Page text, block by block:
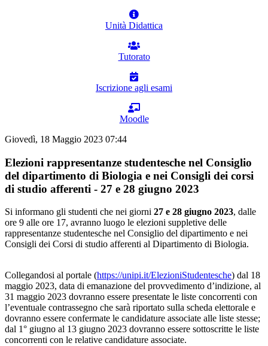
Unità Didattica
Tutorato
Iscrizione agli esami
Moodle
Giovedì, 18 Maggio 2023 07:44
Elezioni rappresentanze studentesche nel Consiglio
del dipartimento di Biologia e nei Consigli dei corsi
di studio afferenti - 27 e 28 giugno 2023
Si informano gli studenti che nei giorni 27 e 28 giugno 2023, dalle
ore 9 alle ore 17, avranno luogo le elezioni suppletive delle
rappresentanze studentesche nel Consiglio del dipartimento e nei
Consigli dei Corsi di studio afferenti al Dipartimento di Biologia.
Collegandosi al portale (https://unipi.it/ElezioniStudentesche) dal 18
maggio 2023, data di emanazione del provvedimento d’indizione, al
31 maggio 2023 dovranno essere presentate le liste concorrenti con
l’eventuale contrassegno che sarà riportato sulla scheda elettorale e
dovranno essere confermate le candidature associate alle liste stesse;
dal 1° giugno al 13 giugno 2023 dovranno essere sottoscritte le liste
concorrenti con le relative candidature associate.